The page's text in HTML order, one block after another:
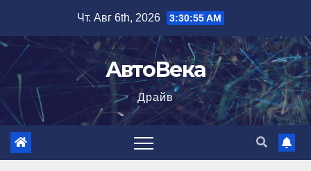
содержимому
Чт. Авг 6th, 2026 3:30:56 AM
АвтоВека
Драйв